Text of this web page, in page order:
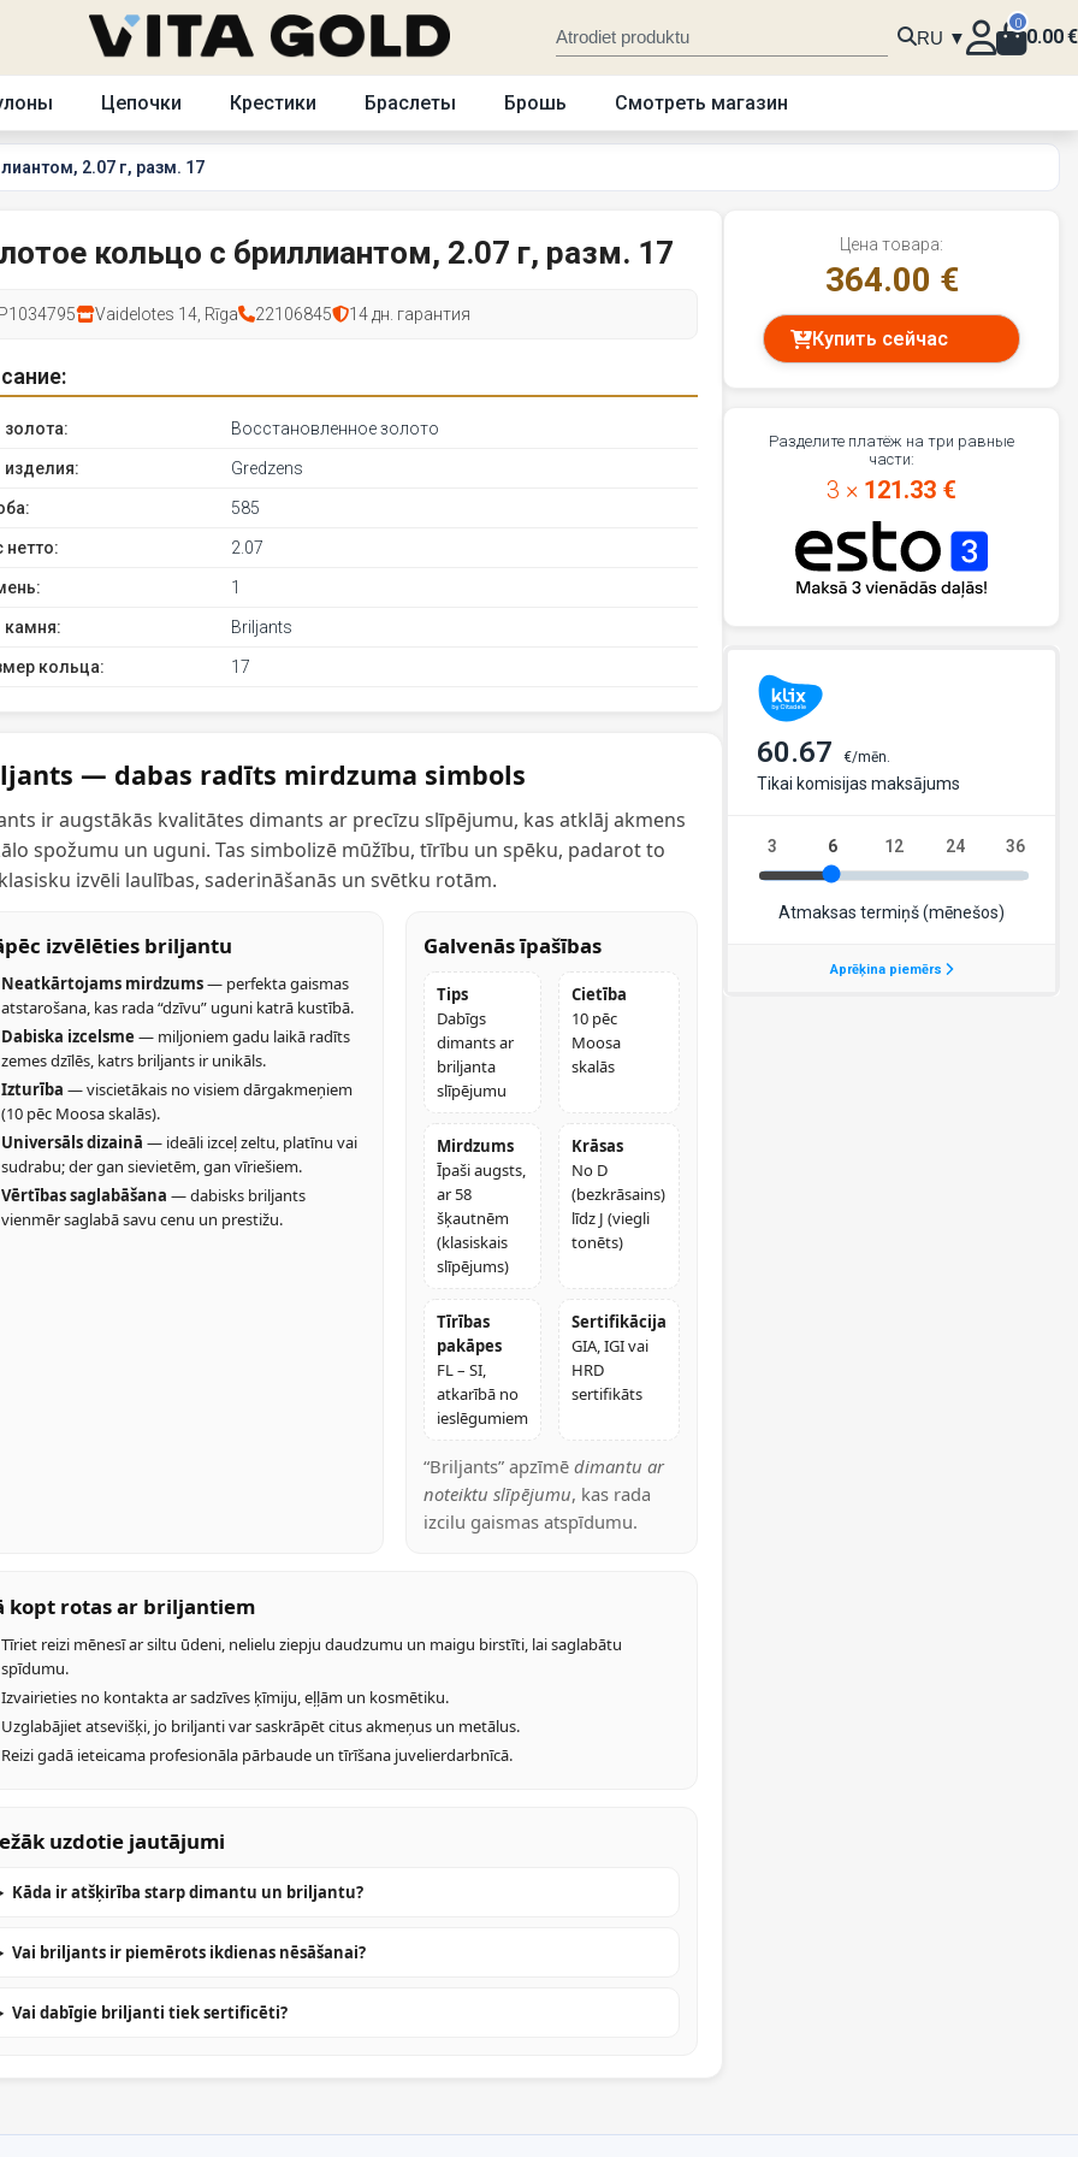
RU ▼
0
0.00€
Цепочки Крестики Браслеты Брошь Смотреть магазин
2.07 г, разм. 17
кольцо с бриллиантом, 2.07 г, разм. 17
Vaidelotes 14, Rīga 22106845 14 дн. гарантия
золота: Восстановленное золото
изделия: Gredzens
585
нетто: 2.07
1
камня: Briljants
кольца: 17
— dabas radīts mirdzuma simbols
ir augstākās kvalitātes dimants ar precīzu slīpējumu, kas atklāj akmens
spožumu un uguni. Tas simbolizē mūžību, tīrību un spēku, padarot to
izvēli laulības, saderināšanās un svētku rotām.
izvēlēties briljantu
Neatkārtojams mirdzums— perfekta gaismas
atstarošana, kas rada “dzīvu” uguni katrā kustībā.
Dabiska izcelsme — miljoniem gadu laikā radīts
zemes dzīlēs, katrs briljants ir unikāls.
Izturība — viscietākais no visiem dārgakmeņiem
(10 pēc Moosa skalās).
Universāls dizainā — ideāli izceļ zeltu, platīnu vai
sudrabu; der gan sievietēm, gan vīriešiem.
Vērtības saglabāšana — dabisks briljants
vienmēr saglabā savu cenu un prestižu.
Galvenās īpašības
Tips
Dabīgs
dimants ar
briljanta
slīpējumu
Cietība
10 pēc
Moosa
skalās
Mirdzums
Īpaši augsts,
ar 58
šķautnēm
(klasiskais
slīpējums)
Krāsas
No D
(bezkrāsains)
līdz J (viegli
tonēts)
Tīrības
pakāpes
FL – SI,
atkarībā no
ieslēgumiem
Sertifikācija
GIA, IGI vai
HRD
sertifikāts
“Briljants” apzīmē dimantu ar
noteiktu slīpējumu, kas rada
izcilu gaismas atspīdumu.
kopt rotas ar briljantiem
Tīriet reizi mēnesī ar siltu ūdeni, nelielu ziepju daudzumu un maigu birstīti, lai saglabātu
spīdumu.
Izvairieties no kontakta ar sadzīves ķīmiju, eļļām un kosmētiku.
Uzglabājiet atsevišķi, jo briljanti var saskrāpēt citus akmeņus un metālus.
Reizi gadā ieteicama profesionāla pārbaude un tīrīšana juvelierdarbnīcā.
uzdotie jautājumi
Kāda ir atšķirība starp dimantu un briljantu?
Vai briljants ir piemērots ikdienas nēsāšanai?
Vai dabīgie briljanti tiek sertificēti?
Цена товара:
364.00 €
Купить сейчас
Разделите платёж на три равные
части:
3 × 121.33 €